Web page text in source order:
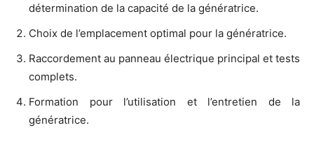
détermination de la capacité de la génératrice.
Choix de l’emplacement optimal pour la génératrice.
Raccordement au panneau électrique principal et tests
complets.
Formation pour l’utilisation et l’entretien de la
génératrice.